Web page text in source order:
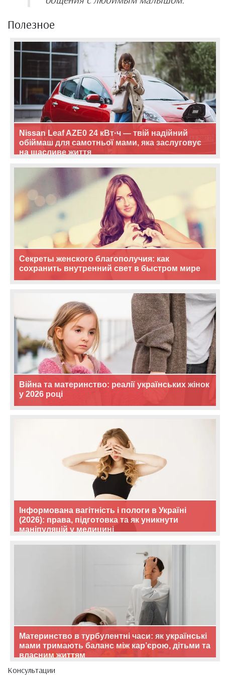
Полезное
Nissan Leaf AZE0 24 кВт·ч — твій надійний
обіймаш для самотньої мами, яка заслуговує
на щасливе життя
Секреты женского благополучия: как
сохранить внутренний свет в быстром мире
Війна та материнство: реалії українських жінок
у 2026 році
Інформована вагітність і пологи в Україні
(2026): права, підготовка та як уникнути
маніпуляцій у медицині
Материнство в турбулентні часи: як українські
мами тримають баланс між кар’єрою, дітьми та
власним життям
Консультации